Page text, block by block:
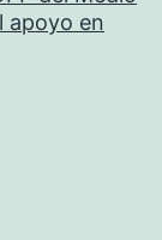
apoyo en